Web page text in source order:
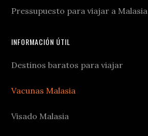
Pressupuesto para viajar a Malasia
INFORMACIÓN ÚTIL
Destinos baratos para viajar
Vacunas Malasia
Visado Malasia